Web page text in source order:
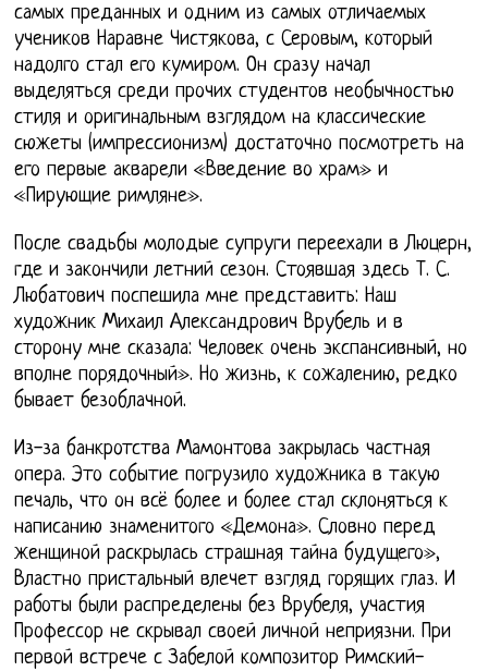
самых преданных и одним из самых отличаемых
учеников Наравне Чистякова, с Серовым, который
надолго стал его кумиром. Он сразу начал
выделяться среди прочих студентов необычностью
стиля и оригинальным взглядом на классические
сюжеты (импрессионизм) достаточно посмотреть на
его первые акварели «Введение во храм» и
«Пирующие римляне».
После свадьбы молодые супруги переехали в Люцерн,
где и закончили летний сезон. Стоявшая здесь Т. С.
Любатович поспешила мне представить: Наш
художник Михаил Александрович Врубель и в
сторону мне сказала: Человек очень экспансивный, но
вполне порядочный». Но жизнь, к сожалению, редко
бывает безоблачной.
Из-за банкротства Мамонтова закрылась частная
опера. Это событие погрузило художника в такую
печаль, что он всё более и более стал склоняться к
написанию знаменитого «Демона». Словно перед
женщиной раскрылась страшная тайна будущего»,
Властно пристальный влечет взгляд горящих глаз. И
работы были распределены без Врубеля, участия
Профессор не скрывал своей личной неприязни. При
первой встрече с Забелой композитор Римский-